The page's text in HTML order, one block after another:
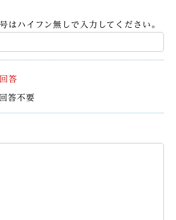
はハイフン無しで入力してください。
答
回答不要